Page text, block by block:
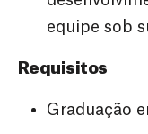
equipe sob
Requisitos
Graduação